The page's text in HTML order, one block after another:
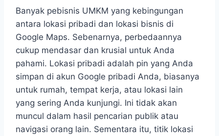
Banyak pebisnis UMKM yang kebingungan
antara lokasi pribadi dan lokasi bisnis di
Google Maps. Sebenarnya, perbedaannya
cukup mendasar dan krusial untuk Anda
pahami. Lokasi pribadi adalah pin yang Anda
simpan di akun Google pribadi Anda, biasanya
untuk rumah, tempat kerja, atau lokasi lain
yang sering Anda kunjungi. Ini tidak akan
muncul dalam hasil pencarian publik atau
navigasi orang lain. Sementara itu, titik lokasi